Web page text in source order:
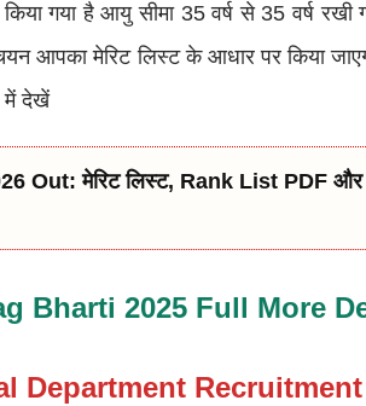
गया है आयु सीमा 35 वर्ष से 35 वर्ष
आपका मेरिट लिस्ट के आधार पर किया
में देखें
Out: मेरिट लिस्ट, Rank List PDF
Bharti 2025 Full More
Department